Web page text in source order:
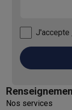
J'accepte
Nos services